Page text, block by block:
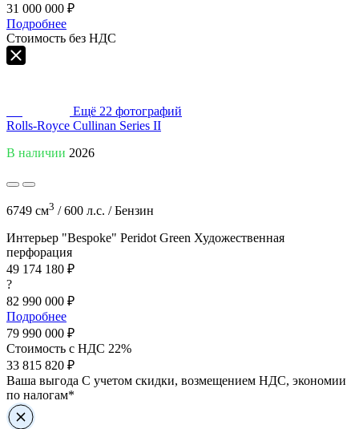
31 000 000 ₽
Подробнее
Стоимость без НДС
Ещё 22 фотографий
Rolls-Royce Cullinan Series II
В наличии 2026
6749 см3 /600 л.с. /Бензин
Интерьер "Bespoke" Peridot Green Художественная
перфорация
49 174 180 ₽
?
82 990 000 ₽
Подробнее
79 990 000 ₽
Стоимость с НДС 22%
33 815 820 ₽
Ваша выгода С учетом скидки, возмещением НДС, экономии
по налогам*